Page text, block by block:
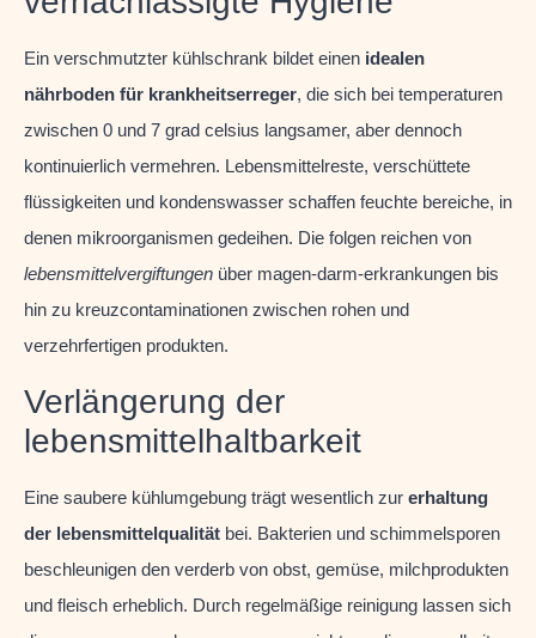
Ein verschmutzter kühlschrank bildet einen idealen
nährboden für krankheitserreger, die sich bei temperaturen
zwischen 0 und 7 grad celsius langsamer, aber dennoch
kontinuierlich vermehren. Lebensmittelreste, verschüttete
flüssigkeiten und kondenswasser schaffen feuchte bereiche, in
denen mikroorganismen gedeihen. Die folgen reichen von
lebensmittelvergiftungen über magen-darm-erkrankungen bis
hin zu kreuzcontaminationen zwischen rohen und
verzehrfertigen produkten.
Verlängerung der
lebensmittelhaltbarkeit
Eine saubere kühlumgebung trägt wesentlich zur erhaltung
der lebensmittelqualität bei. Bakterien und schimmelsporen
beschleunigen den verderb von obst, gemüse, milchprodukten
und fleisch erheblich. Durch regelmäßige reinigung lassen sich